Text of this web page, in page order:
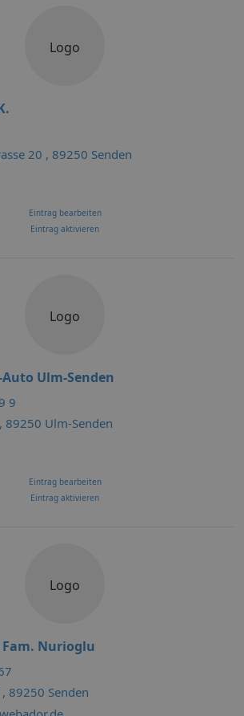
Logo
20 , 89250 Senden
Eintrag bearbeiten
Eintrag aktivieren
Logo
Ulm-Senden
9
89250 Ulm-Senden
Eintrag bearbeiten
Eintrag aktivieren
Logo
Nurioglu
89250 Senden